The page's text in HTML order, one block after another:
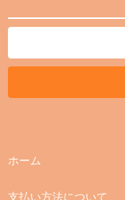
ホーム
支払い方法について